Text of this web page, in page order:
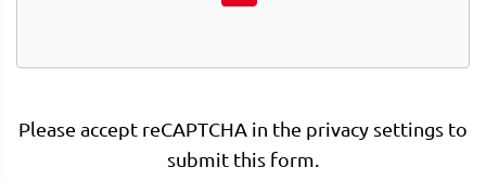
Please accept reCAPTCHA in the privacy settings to
submit this form.